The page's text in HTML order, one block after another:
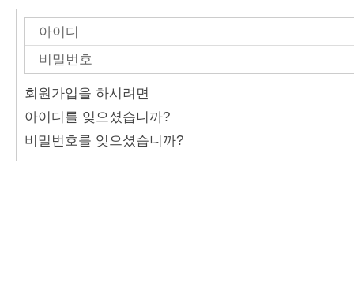
입학가이
드
커뮤니티
학사정보
자료실
ID/PW
정보수
정
회원가입을 하시려면
아이디를 잊으셨습니까?
비밀번호를 잊으셨습니까?